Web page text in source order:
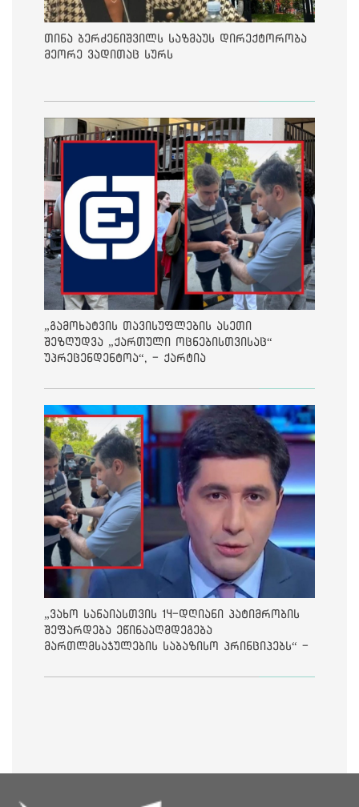
თინა ბერძენიშვილს საზმაუს დირექტორობა
მეორე ვადითაც სურს
„გამოხატვის თავისუფლების ასეთი
შეზღუდვა „ქართული ოცნებისთვისაც“
უპრეცენდენტოა“, - ქარტია
„ვახო სანაიასთვის 14-დღიანი პატიმრობის
შეფარდება ეწინააღმდეგება
მართლმსაჯულების საბაზისო პრინციპებს“ -